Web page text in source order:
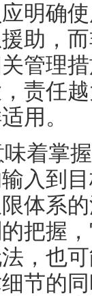
明确
助，
管理
责任
用。
着掌
入到
体系
把握
，也
节的